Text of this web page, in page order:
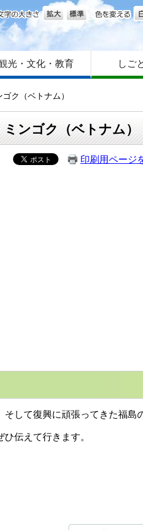
文字の大きさ
光・文化・教育 しご
ク（ベトナム）
ンゴク（ベトナム）
印刷用ページ
して復興に頑張ってきた福島
伝えて行きます。